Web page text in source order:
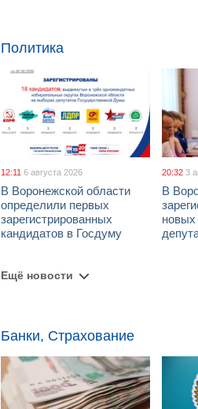
Политика
12:11 6 августа 2026
В Воронежской области
определили первых
зарегистрированных
кандидатов в Госдуму
20:32 3
В
новых
Ещё новости
Банки, Страхование